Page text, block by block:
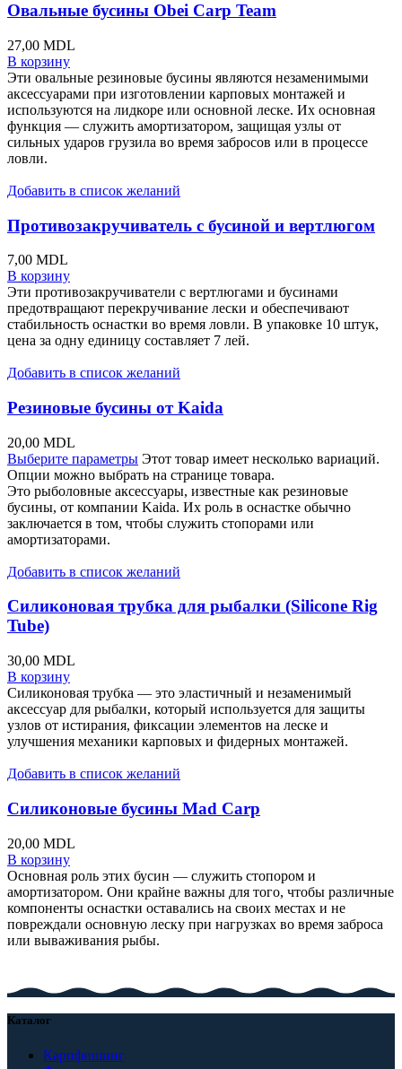
Овальные бусины Obei Carp Team
27,00 MDL
В корзину
Эти овальные резиновые бусины являются незаменимыми
аксессуарами при изготовлении карповых монтажей и
используются на лидкоре или основной леске. Их основная
функция — служить амортизатором, защищая узлы от
сильных ударов грузила во время забросов или в процессе
ловли.
Добавить в список желаний
Противозакручиватель с бусиной и вертлюгом
7,00 MDL
В корзину
Эти противозакручиватели с вертлюгами и бусинами
предотвращают перекручивание лески и обеспечивают
стабильность оснастки во время ловли. В упаковке 10 штук,
цена за одну единицу составляет 7 лей.
Добавить в список желаний
Резиновые бусины от Kaida
20,00 MDL
Выберите параметры Этот товар имеет несколько вариаций.
Опции можно выбрать на странице товара.
Это рыболовные аксессуары, известные как резиновые
бусины, от компании Kaida. Их роль в оснастке обычно
заключается в том, чтобы служить стопорами или
амортизаторами.
Добавить в список желаний
Силиконовая трубка для рыбалки (Silicone Rig
Tube)
30,00 MDL
В корзину
Силиконовая трубка — это эластичный и незаменимый
аксессуар для рыбалки, который используется для защиты
узлов от истирания, фиксации элементов на леске и
улучшения механики карповых и фидерных монтажей.
Добавить в список желаний
Силиконовые бусины Mad Carp
20,00 MDL
В корзину
Основная роль этих бусин — служить стопором и
амортизатором. Они крайне важны для того, чтобы различные
компоненты оснастки оставались на своих местах и не
повреждали основную леску при нагрузках во время заброса
или вываживания рыбы.
Каталог
Карпфишинг